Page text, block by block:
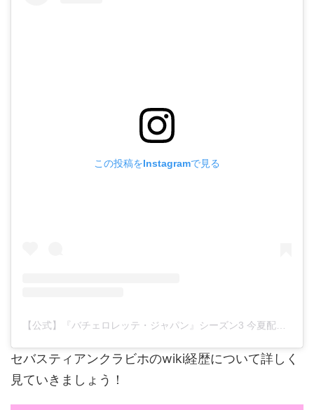
この投稿をInstagramで見る
セバスティアンクラビホのwiki経歴について詳しく
見ていきましょう！